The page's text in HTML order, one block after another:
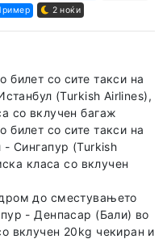
2 ноќи
билет со сите такси на
(Turkish Airlines),
со вклучен багаж
билет со сите такси на
- Сингапур (Turkish
класа со вклучен
до сместувањето
- Денпасар (Бали) во
вклучен 20kg чекиран и